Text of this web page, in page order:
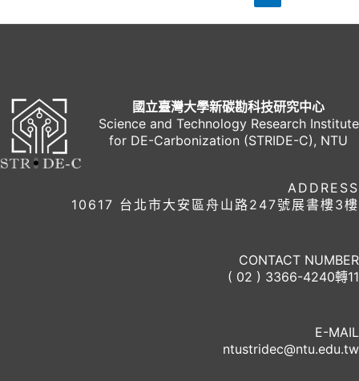
導
國立臺灣大學新碳勘科技研究中心
Science and Technology Research Institute
for DE-Carbonization (STRIDE-C), NTU
ADDRESS
10617 台北市大安區舟山路247號展書樓3樓
CONTACT NUMBER
( 02 ) 3366-4240轉11
E-MAIL
ntustridec@ntu.edu.tw